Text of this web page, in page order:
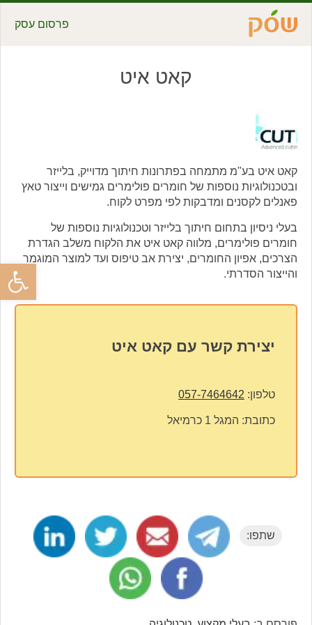
פתח
פרסום עסק
קאט איט
קאט איט בע"מ מתמחה בפתרונות חיתוך מדוייק, בלייזר
ובטכנולוגיות נוספות של חומרים פולימרים גמישים וייצור טאץ
פאנלים לקסנים ומדבקות לפי מפרט לקוח.
בעלי ניסיון בתחום חיתוך בלייזר וטכנולוגיות נוספות של
חומרים פולימרים, מלווה קאט איט את הלקוח משלב הגדרת
הצרכים, אפיון החומרים, יצירת אב טיפוס ועד למוצר המוגמר
והייצור הסדרתי.
יצירת קשר עם קאט איט
טלפון: 057-7464642
כתובת: המגל 1 כרמיאל
שתפו: